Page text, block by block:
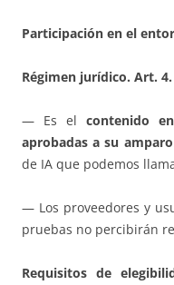
Participación en el
Régimen jurídico. Art. 4.
— Es el contenido
aprobadas a su amparo
de IA que podemos
— Los proveedores y
pruebas no percibirán
Requisitos de